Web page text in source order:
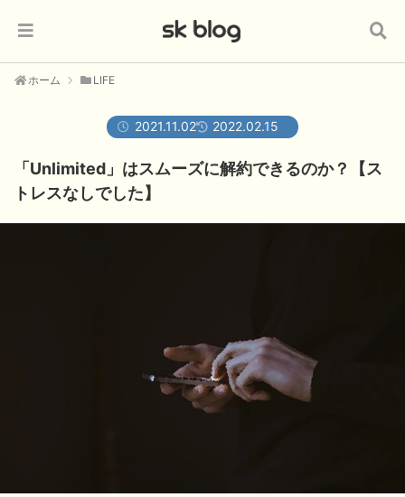
ホーム LIFE
2021.11.02 2022.02.15
「Unlimited」はスムーズに解約できるのか？【ス
トレスなしでした】